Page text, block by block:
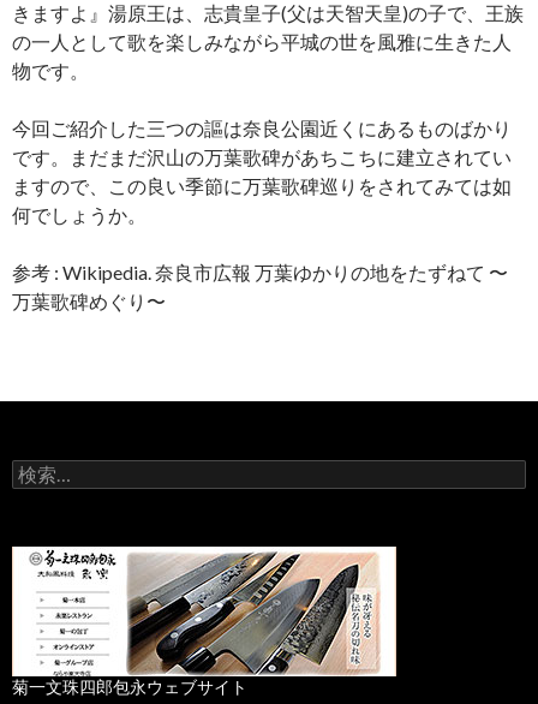
きますよ』湯原王は、志貴皇子(父は天智天皇)の子で、王族
の一人として歌を楽しみながら平城の世を風雅に生きた人
物です。
今回ご紹介した三つの謳は奈良公園近くにあるものばかり
です。まだまだ沢山の万葉歌碑があちこちに建立されてい
ますので、この良い季節に万葉歌碑巡りをされてみては如
何でしょうか。
参考 : Wikipedia. 奈良市広報 万葉ゆかりの地をたずねて 〜
万葉歌碑めぐり〜
検
索
菊一文珠四郎包永ウェブサイト